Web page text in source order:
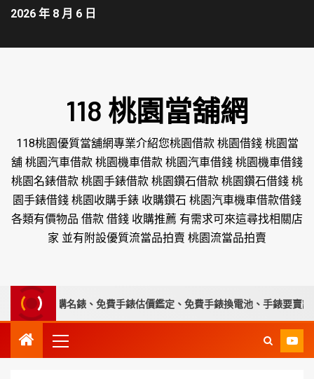
2026 年 8 月 6 日
118 桃園當舖網
118桃園優質當舖網專業介紹您桃園借款 桃園借錢 桃園當
舖 桃園汽車借款 桃園機車借款 桃園汽車借錢 桃園機車借錢
桃園名錶借款 桃園手錶借款 桃園鑽石借款 桃園鑽石借錢 桃
園手錶借錢 桃園收購手錶 收購鑽石 桃園汽車機車借款借錢
各類有價物品 借款 借錢 收購推薦 有需求可來這尋找相關店
家 並有附設優質流當品拍賣 桃園流當品拍賣
價收購名錶、免費手錶估價鑑定、免費手錶換電池、手錶要賣請來永